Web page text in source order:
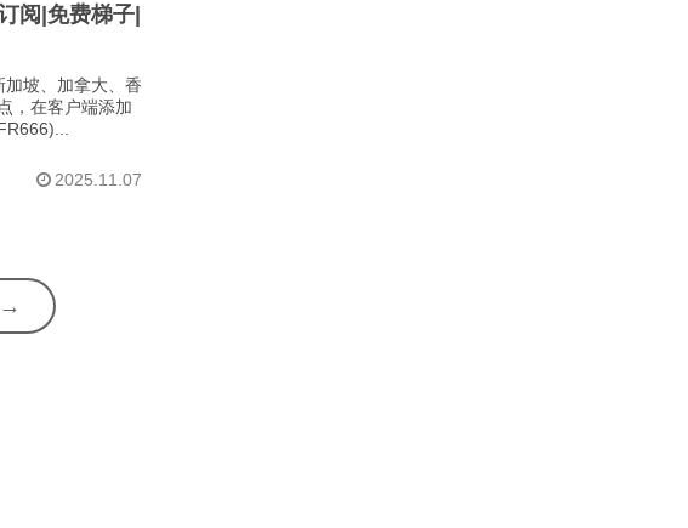
阅|免费梯子|
坡、加拿大、香
，在客户端添加
2025.11.07